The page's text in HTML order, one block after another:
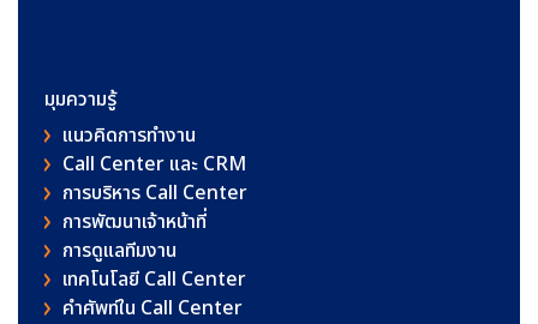
มุมความรู้
แนวคิดการทำงาน
Call Center และ CRM
การบริหาร Call Center
การพัฒนาเจ้าหน้าที่
การดูแลทีมงาน
เทคโนโลยี Call Center
คําศัพท์ใน Call Center